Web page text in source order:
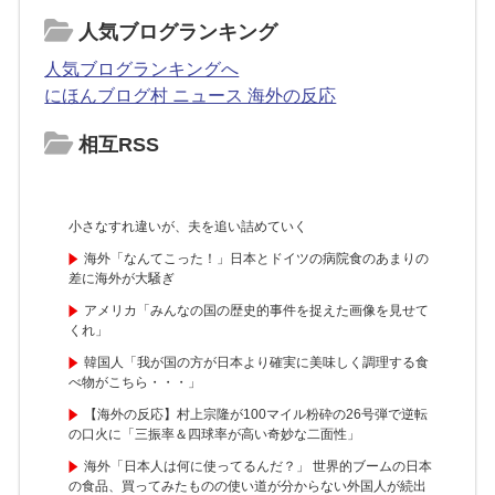
人気ブログランキング
人気ブログランキングへ
にほんブログ村 ニュース 海外の反応
相互RSS
小さなすれ違いが、夫を追い詰めていく
海外「なんてこった！」日本とドイツの病院食のあまりの
差に海外が大騒ぎ
アメリカ「みんなの国の歴史的事件を捉えた画像を見せて
くれ」
韓国人「我が国の方が日本より確実に美味しく調理する食
べ物がこちら・・・」
【海外の反応】村上宗隆が100マイル粉砕の26号弾で逆転
の口火に「三振率＆四球率が高い奇妙な二面性」
海外「日本人は何に使ってるんだ？」 世界的ブームの日本
の食品、買ってみたものの使い道が分からない外国人が続出